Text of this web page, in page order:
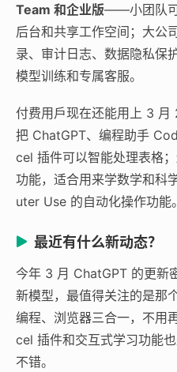
Team 和企业版——小团队可
后台和共享工作空间；大公
录、审计日志、数据隐私保
模型训练和专属客服。
付费用戶现在还能用上 3 月
把 ChatGPT、编程助手
cel 插件可以智能处理表格
功能，适合用来学数学和科
uter Use 的自动化操作功能。
最近有什么新动态？
今年 3 月 ChatGPT 的更新
新模型，最值得关注的是那
编程、浏览器三合一，不用
cel 插件和交互式学习功能
不错。